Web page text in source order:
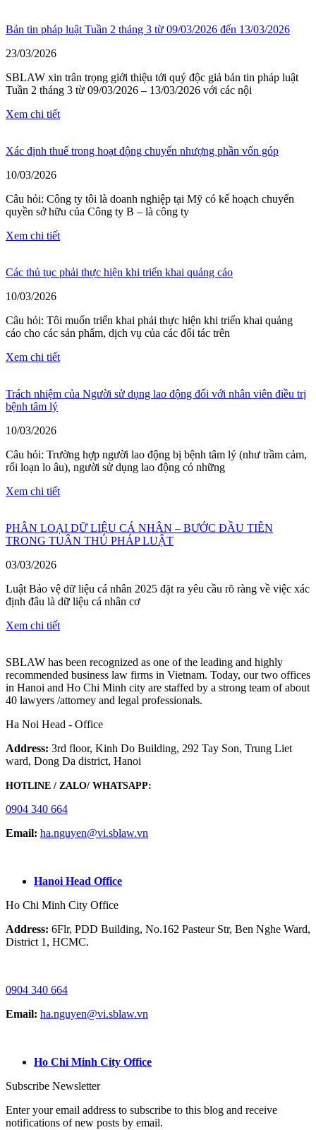
Bản tin pháp luật Tuần 2 tháng 3 từ 09/03/2026 đến 13/03/2026
23/03/2026
SBLAW xin trân trọng giới thiệu tới quý độc giả bản tin pháp luật
Tuần 2 tháng 3 từ 09/03/2026 – 13/03/2026 với các nội
Xem chi tiết
Xác định thuế trong hoạt động chuyển nhượng phần vốn góp
10/03/2026
Câu hỏi: Công ty tôi là doanh nghiệp tại Mỹ có kế hoạch chuyển
quyền sở hữu của Công ty B – là công ty
Xem chi tiết
Các thủ tục phải thực hiện khi triển khai quảng cáo
10/03/2026
Câu hỏi: Tôi muốn triển khai phải thực hiện khi triển khai quảng
cáo cho các sản phẩm, dịch vụ của các đối tác trên
Xem chi tiết
Trách nhiệm của Người sử dụng lao động đối với nhân viên điều trị
bệnh tâm lý
10/03/2026
Câu hỏi: Trường hợp người lao động bị bệnh tâm lý (như trầm cảm,
rối loạn lo âu), người sử dụng lao động có những
Xem chi tiết
PHÂN LOẠI DỮ LIỆU CÁ NHÂN – BƯỚC ĐẦU TIÊN
TRONG TUÂN THỦ PHÁP LUẬT
03/03/2026
Luật Bảo vệ dữ liệu cá nhân 2025 đặt ra yêu cầu rõ ràng về việc xác
định đâu là dữ liệu cá nhân cơ
Xem chi tiết
SBLAW has been recognized as one of the leading and highly
recommended business law firms in Vietnam. Today, our two offices
in Hanoi and Ho Chi Minh city are staffed by a strong team of about
40 lawyers /attorney and legal professionals.
Ha Noi Head - Office
Address: 3rd floor, Kinh Do Building, 292 Tay Son, Trung Liet
ward, Dong Da district, Hanoi
HOTLINE / ZALO/ WHATSAPP:
0904 340 664
Email: ha.nguyen@vi.sblaw.vn
Hanoi Head Office
Ho Chi Minh City Office
Address: 6Flr, PDD Building, No.162 Pasteur Str, Ben Nghe Ward,
District 1, HCMC.
0904 340 664
Email: ha.nguyen@vi.sblaw.vn
Ho Chi Minh City Office
Subscribe Newsletter
Enter your email address to subscribe to this blog and receive
notifications of new posts by email.